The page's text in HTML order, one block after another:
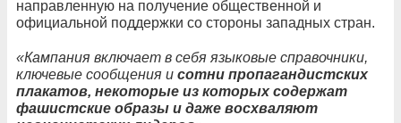
направленную на получение общественной и
официальной поддержки со стороны западных стран.
«Кампания включает в себя языковые справочники,
ключевые сообщения и сотни пропагандистских
плакатов, некоторые из которых содержат
фашистские образы и даже восхваляют